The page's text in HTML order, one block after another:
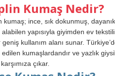
Kumaş Nedir?
kumaş; ince, sık dokunmuş,
alabilen yapısıyla giyimden ev
geniş kullanım alanı sunar.
kumaşlardandır ve yazlık
çıkar.